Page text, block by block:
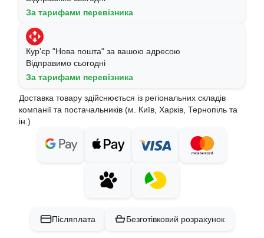
За тарифами перевізника
Кур'єр "Нова пошта" за вашою адресою
Відправимо сьогодні
За тарифами перевізника
Доставка товару здійснюється із регіональних складів
компанії та постачальників (м. Київ, Харків, Тернопіль та
ін.)
Післяплата Безготівковий розрахунок